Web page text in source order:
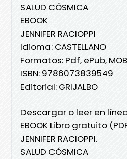
SALUD CÓSMICA
EBOOK
JENNIFER RACIOPPI
Idioma: CASTELLANO
Formatos: Pdf, ePub,
ISBN: 9786073839549
Editorial: GRIJALBO
Descargar o leer en línea
EBOOK Libro gratuito
JENNIFER RACIOPPI.
SALUD CÓSMICA